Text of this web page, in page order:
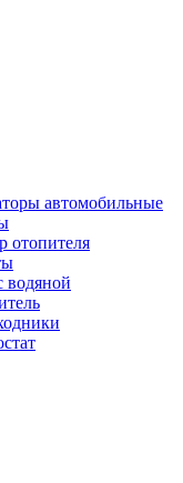
автомобильные
отопителя
водяной